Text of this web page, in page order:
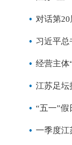
对话第
习近平
经营主体
江苏足坛
“五一”
一季度江